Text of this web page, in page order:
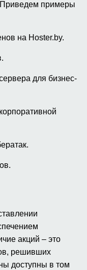
примеры
на Hoster.by.
для бизнес-
акций – это
решивших
доступны в том